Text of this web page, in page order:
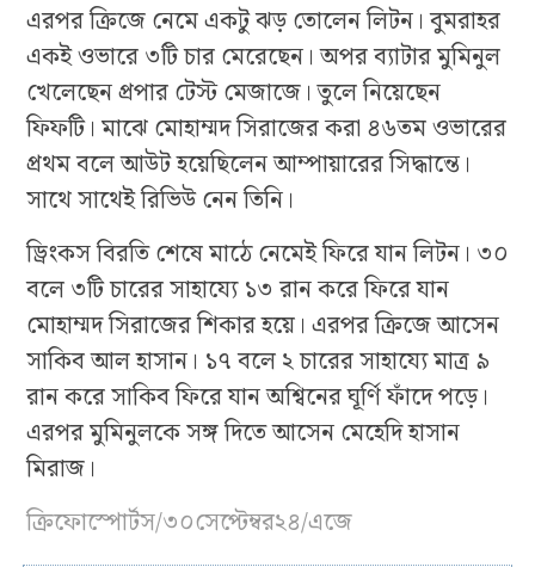
এরপর ক্রিজে নেমে একটু ঝড় তোলেন লিটন। বুমরাহর
একই ওভারে ৩টি চার মেরেছেন। অপর ব্যাটার মুমিনুল
খেলেছেন প্রপার টেস্ট মেজাজে। তুলে নিয়েছেন
ফিফটি। মাঝে মোহাম্মদ সিরাজের করা ৪৬তম ওভারের
প্রথম বলে আউট হয়েছিলেন আম্পায়ারের সিদ্ধান্তে।
সাথে সাথেই রিভিউ নেন তিনি।
ড্রিংকস বিরতি শেষে মাঠে নেমেই ফিরে যান লিটন। ৩০
বলে ৩টি চারের সাহায্যে ১৩ রান করে ফিরে যান
মোহাম্মদ সিরাজের শিকার হয়ে। এরপর ক্রিজে আসেন
সাকিব আল হাসান। ১৭ বলে ২ চারের সাহায্যে মাত্র ৯
রান করে সাকিব ফিরে যান অশ্বিনের ঘূর্ণি ফাঁদে পড়ে।
এরপর মুমিনুলকে সঙ্গ দিতে আসেন মেহেদি হাসান
মিরাজ।
ক্রিফোস্পোর্টস/৩০সেপ্টেম্বর২৪/এজে